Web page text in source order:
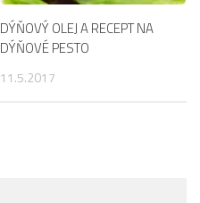
DÝŇOVÝ OLEJ A RECEPT NA
DÝŇOVÉ PESTO
11.5.2017